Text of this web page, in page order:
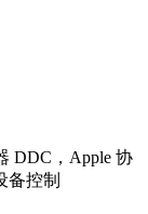
DDC，Apple 协
备控制